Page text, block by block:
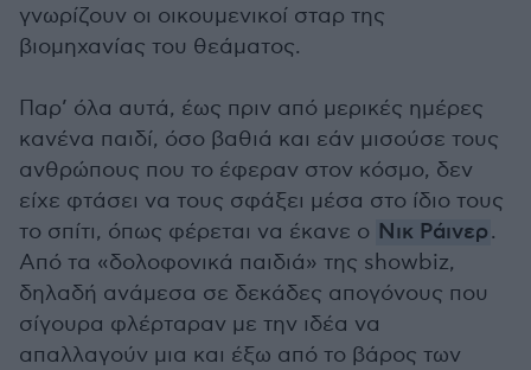
γνωρίζουν οι οικουμενικοί σταρ της
βιομηχανίας του θεάματος.
Παρ’ όλα αυτά, έως πριν από μερικές ημέρες
κανένα παιδί, όσο βαθιά και εάν μισούσε τους
ανθρώπους που το έφεραν στον κόσμο, δεν
είχε φτάσει να τους σφάξει μέσα στο ίδιο τους
το σπίτι, όπως φέρεται να έκανε ο Νικ Ράινερ.
Από τα «δολοφονικά παιδιά» της showbiz,
δηλαδή ανάμεσα σε δεκάδες απογόνους που
σίγουρα φλέρταραν με την ιδέα να
απαλλαγούν μια και έξω από το βάρος των